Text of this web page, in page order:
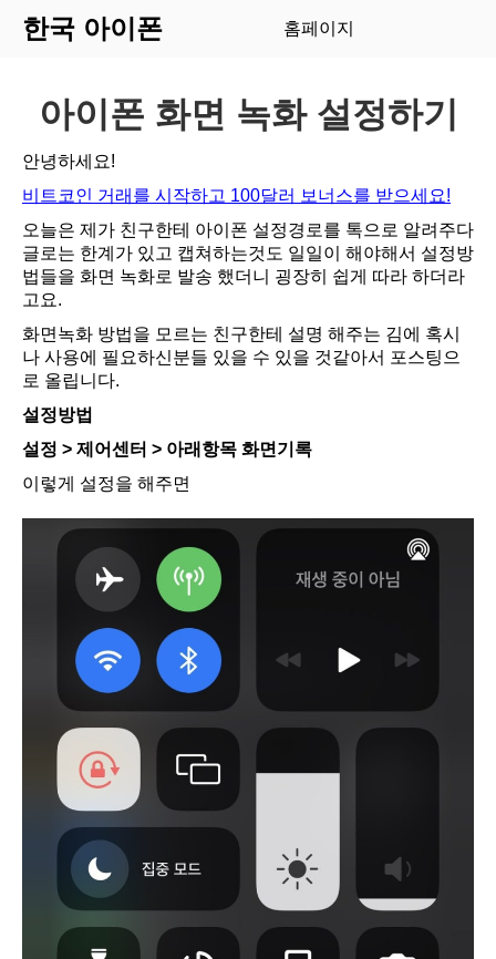
한국 아이폰 홈페이지
아이폰 화면 녹화 설정하기
안녕하세요!
비트코인 거래를 시작하고 100달러 보너스를 받으세요!
오늘은 제가 친구한테 아이폰 설정경로를 톡으로 알려주다
글로는 한계가 있고 캡쳐하는것도 일일이 해야해서 설정방
법들을 화면 녹화로 발송 했더니 굉장히 쉽게 따라 하더라
고요.
화면녹화 방법을 모르는 친구한테 설명 해주는 김에 혹시
나 사용에 필요하신분들 있을 수 있을 것같아서 포스팅으
로 올립니다.
설정방법
설정 > 제어센터 > 아래항목 화면기록
이렇게 설정을 해주면